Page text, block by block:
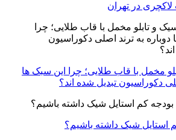
در تهران
مخمل با قاب طلایی؛ چرا این سبک ها
دکوراسیون تبدیل شده اند؟
استایل شیک داشته باشیم؟